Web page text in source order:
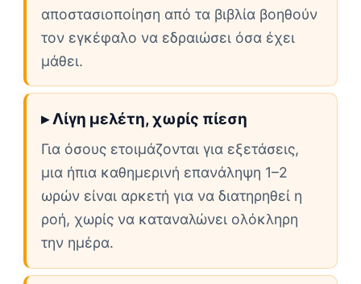
αποστασιοποίηση από τα βιβλία βοηθούν
τον εγκέφαλο να εδραιώσει όσα έχει
μάθει.
▸ Λίγη μελέτη, χωρίς πίεση
Για όσους ετοιμάζονται για εξετάσεις,
μια ήπια καθημερινή επανάληψη 1–2
ωρών είναι αρκετή για να διατηρηθεί η
ροή, χωρίς να καταναλώνει ολόκληρη
την ημέρα.